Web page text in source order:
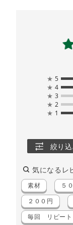
★ 5
★ 4
★ 3
★ 2
★ 1
絞り
気になるレ
素材 ５
２００円
毎回 リピート